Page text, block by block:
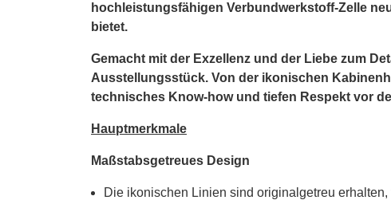
hochleistungsfähigen Verbundwerkstoff-Zelle
bietet.
Gemacht mit der Exzellenz und der Liebe zum
Ausstellungsstück. Von der ikonischen
technisches Know-how und tiefen Respekt vor
Hauptmerkmale
Maßstabsgetreues Design
Die ikonischen Linien sind originalgetreu